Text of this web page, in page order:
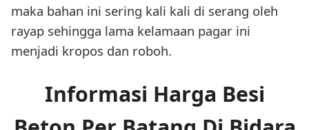
maka bahan ini sering kali kali di serang oleh
rayap sehingga lama kelamaan pagar ini
menjadi kropos dan roboh.
Informasi Harga Besi